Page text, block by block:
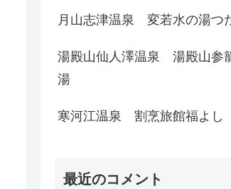
月山志津温泉 変若水の湯つ
湯殿山仙人澤温泉 湯殿山
湯
寒河江温泉 割烹旅館福よし
最近のコメント